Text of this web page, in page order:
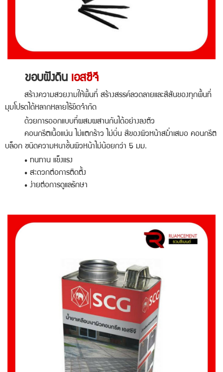
ขอบฝังดิน เอสซีจี
สร้างความสวยงามให้พื้นที่ สร้างสรรค์ลวดลายและสีสันของทุกพื้นที่
มุมโปรดได้หลากหลายไร้ขีดจำกัด
ด้วยการออกแบบที่ผสมผสานกันได้อย่างลงตัว
คอนกรีตเนื้อแน่น ไม่แตกร้าว ไม่บิ่น สีของผิวหน้าสม่ำเสมอ คอนกรีต
บล็อก ชนิดความหนาชั้นผิวหน้าไม่น้อยกว่า 5 มม.
• ทนทาน แข็งแรง
• สะดวกต่อการติดตั้ง
• ง่ายต่อการดูแลรักษา